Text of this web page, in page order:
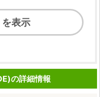
表示
の詳細情報